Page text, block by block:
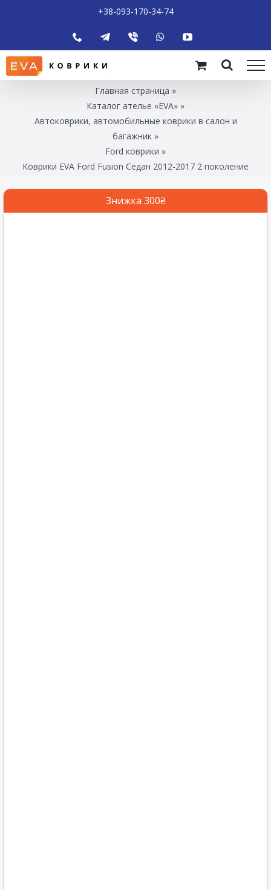
+38-093-170-34-74
Главная страница »
Каталог ателье «EVA» »
Автоковрики, автомобильные коврики в салон и
багажник »
Ford коврики »
Коврики EVA Ford Fusion Седан 2012-2017 2 поколение
Знижка 300₴